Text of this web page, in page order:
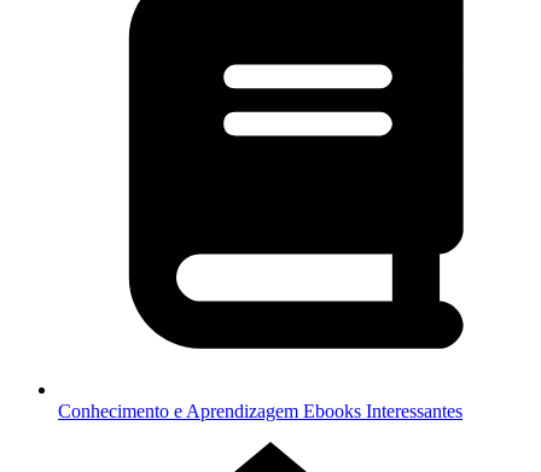
Conhecimento e Aprendizagem Ebooks Interessantes